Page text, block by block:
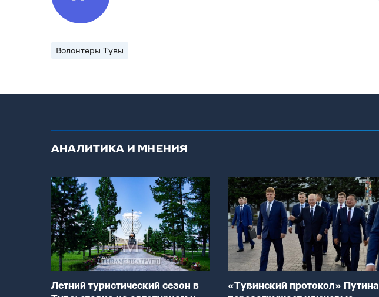
Волонтеры Тувы
АНАЛИТИКА И МНЕНИЯ
Летний туристический сезон в
«Тувинский протокол» Путина